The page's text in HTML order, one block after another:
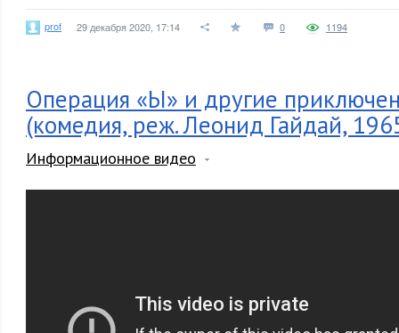
prof 29 декабря 2020, 17:14 0 1194
Операция «Ы» и другие
(комедия, реж. Леонид Гайдай,
Информационное видео